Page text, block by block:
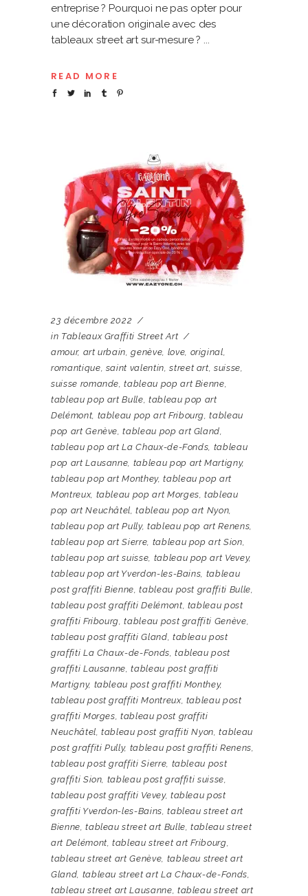
entreprise ? Pourquoi ne pas opter pour
une décoration originale avec des
tableaux street art sur-mesure ?
READ MORE
23 décembre 2022
in Tableaux Graffiti Street Art
amour, art urbain ,genève love original
romantique saint valentin ,street art ,suisse
suisse romande ,tableau pop art Bienne
tableau pop art Bulle tableau pop art
Delémont tableau pop art Fribourg ,tableau
pop art Genève ,tableau pop art Gland
tableau pop art La Chaux-de-Fonds tableau
pop art Lausanne tableau pop art Martigny,
tableau pop art Monthey,tableau pop art
Montreux, tableau pop art Morges ,tableau
pop art Neuchâtel ,tableau pop art Nyon
tableau pop art Pully, tableau pop art Renens
tableau pop art Sierre tableau pop art Sion
tableau pop art suisse tableau pop art Vevey,
tableau pop art Yverdon-les-Bains tableau
post graffiti Bienne ,tableau post graffiti Bulle
tableau post graffiti Delémont tableau post
graffiti Fribourg ,tableau post graffiti Genève
tableau post graffiti Gland tableau post
graffiti La Chaux-de-Fonds ,tableau post
graffiti Lausanne ,tableau post graffiti
Martigny, tableau post graffiti Monthey,
tableau post graffiti Montreux, tableau post
graffiti Morges ,tableau post graffiti
Neuchâtel ,tableau post graffiti Nyon ,tableau
post graffiti Pully, tableau post graffiti Renens
tableau post graffiti Sierre tableau post
graffiti Sion tableau post graffiti suisse
tableau post graffiti Vevey, tableau post
graffiti Yverdon-les-Bains ,tableau street art
Bienne ,tableau street art Bulle ,tableau street
art Delémont ,tableau street art Fribourg
tableau street art Genève tableau street art
Gland tableau street art La Chaux-de-Fonds
tableau street art Lausanne tableau street art